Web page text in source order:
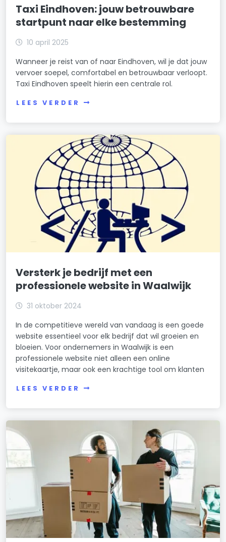
Taxi Eindhoven: jouw betrouwbare
startpunt naar elke bestemming
10 april 2025
Wanneer je reist van of naar Eindhoven, wil je dat jouw
vervoer soepel, comfortabel en betrouwbaar verloopt.
Taxi Eindhoven speelt hierin een centrale rol.
LEES VERDER
Versterk je bedrijf met een
professionele website in Waalwijk
31 oktober 2024
In de competitieve wereld van vandaag is een goede
website essentieel voor elk bedrijf dat wil groeien en
bloeien. Voor ondernemers in Waalwijk is een
professionele website niet alleen een online
visitekaartje, maar ook een krachtige tool om klanten
LEES VERDER